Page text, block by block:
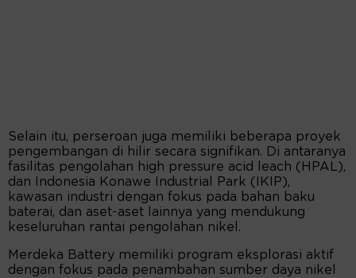
Selain itu, perseroan juga memiliki beberapa proyek
pengembangan di hilir secara signifikan. Di antaranya
fasilitas pengolahan high pressure acid leach (HPAL),
dan Indonesia Konawe Industrial Park (IKIP),
kawasan industri dengan fokus pada bahan baku
baterai, dan aset-aset lainnya yang mendukung
keseluruhan rantai pengolahan nikel.
Merdeka Battery memiliki program eksplorasi aktif
dengan fokus pada penambahan sumber daya nikel